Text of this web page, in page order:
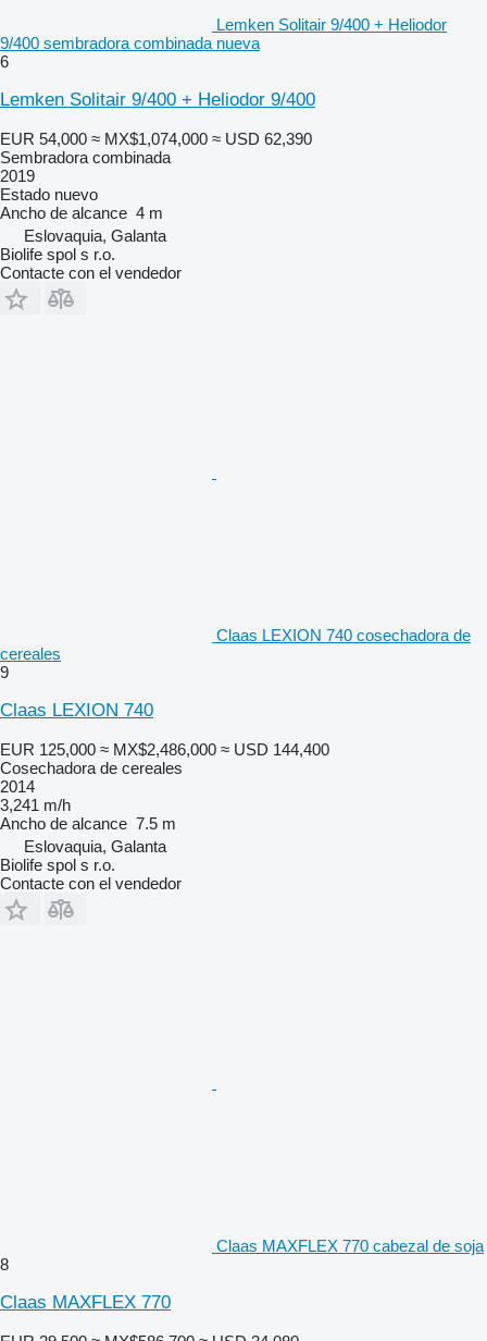
Lemken Solitair 9/400 + Heliodor
9/400 sembradora combinada nueva
6
Lemken Solitair 9/400 + Heliodor 9/400
EUR 54,000 ≈ MX$1,074,000 ≈ USD 62,390
Sembradora combinada
2019
Estado nuevo
Ancho de alcance 4 m
Eslovaquia, Galanta
Biolife spol s r.o.
Contacte con el vendedor
Claas LEXION 740 cosechadora de
cereales
9
Claas LEXION 740
EUR 125,000 ≈ MX$2,486,000 ≈ USD 144,400
Cosechadora de cereales
2014
3,241 m/h
Ancho de alcance 7.5 m
Eslovaquia, Galanta
Biolife spol s r.o.
Contacte con el vendedor
Claas MAXFLEX 770 cabezal de soja
8
Claas MAXFLEX 770